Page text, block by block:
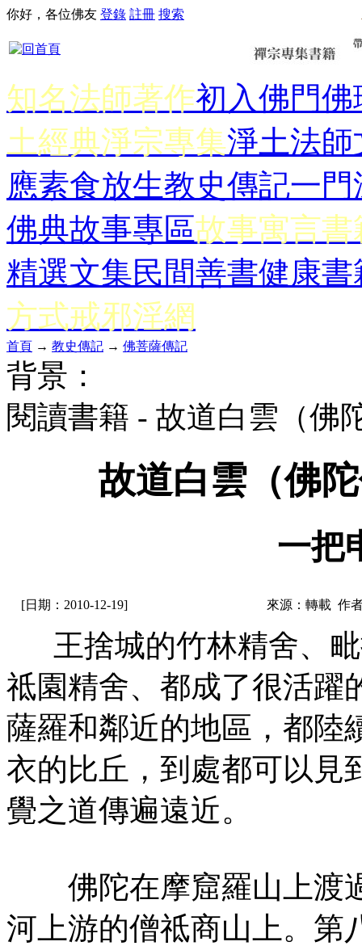
你好，各位佛友 登錄 註冊 搜索
知名法師著作初入佛門佛
土經典淨宗專集淨土法師
應素食放生教史傳記一門
佛典故事專區故事寓言書
精選文集民間善書健康書
方式戒邪淫網
首頁 → 教史傳記 → 佛菩薩傳記
背景：
閱讀書籍 - 故道白雲（
故道白雲（佛
一把
[日期：2010-12-19] 來源：轉載 作
王捨城的竹林精舍、毗
祗園精舍、都成了很活躍
薩羅和鄰近的地區，都陸
衣的比丘，到處都可以見
覺之道傳遍遠近。
佛陀在摩窟羅山上渡
河上游的僧祗商山上。第